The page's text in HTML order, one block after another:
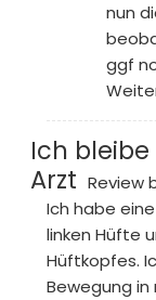
nun
ggf
Ich
Arzt Review
Ich habe
linken Hüfte
Hüftkopfes.
Bewegung